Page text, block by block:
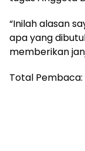
“Inilah alasan
apa yang
memberikan
Total Pembaca: